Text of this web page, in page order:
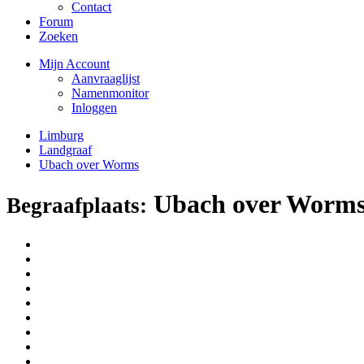
Contact
Forum
Zoeken
Mijn Account
Aanvraaglijst
Namenmonitor
Inloggen
Limburg
Landgraaf
Ubach over Worms
Begraafplaats: Ubach over